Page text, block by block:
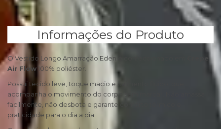
Informações do Produto
O Vestido Longo Amarração Eden é confeccionado em
Crepe
Air Flow 100% poliéster.
Possui tecido leve, toque macio e caimento fluido, que
acompanha o movimento do corpo sem marcar. Não amassa
facilmente, não desbota e garante conforto térmico e
praticidade para o dia a dia.